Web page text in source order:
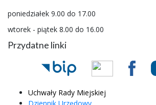
poniedziałek 9.00 do 17.00
wtorek - piątek 8.00 do 16.00
Przydatne linki
Uchwały Rady Miejskiej
Dziennik Urzędowy